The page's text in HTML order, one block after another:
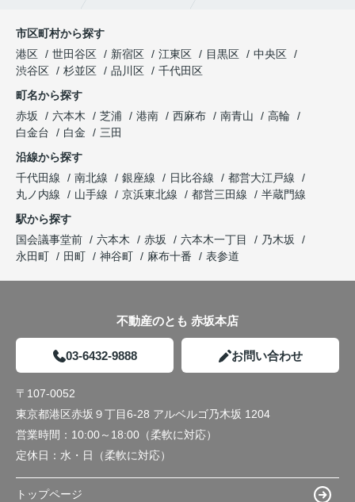
市区町村から探す
港区
世田谷区 新宿区 江東区 目黒区
中央区
渋谷区
杉並区 品川区
千代田区
町名から探す
赤坂
六本木 芝浦 港南 西麻布 南青山
高輪
白金台
白金
三田
沿線から探す
千代田線
南北線 銀座線 日比谷線
都営大江戸線
丸ノ内線
山手線 京浜東北線 都営三田線
半蔵門線
駅から探す
国会議事堂前
六本木 赤坂 六本木一丁目
乃木坂
永田町
田町 神谷町 麻布十番 表参道
不動産のとも 赤坂本店
03-6432-9888 お問い合わせ
〒107-0052
東京都港区赤坂９丁目6-28 アルベルゴ乃木坂 1204
営業時間： 10:00～18:00（柔軟に対応）
定休日： 水・日（柔軟に対応）
トップページ